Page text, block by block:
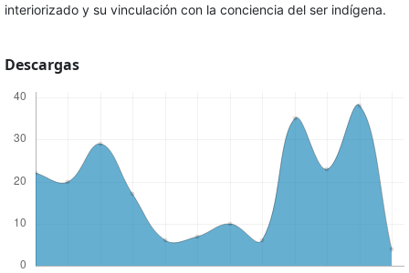
interiorizado y su vinculación con la conciencia del ser indígena.
Descargas